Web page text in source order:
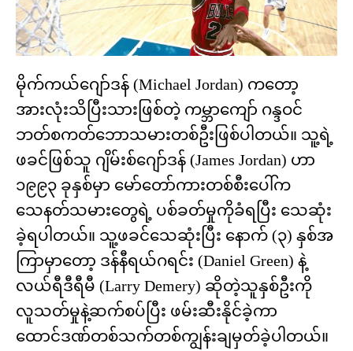
မိုက်ကယ်ဂျော်ဒန် (Michael Jordan) ကတော့
အားလုံးသိပြီးသားဖြစ်တဲ့ ကမ္ဘာကျော် ဂန္ဒဝင်
ဘတ်စကတ်ဘောသမားတစ်ဦးဖြစ်ပါတယ်။ သူ့ရဲ့
ဖခင်ဖြစ်သူ ဂျိမ်းစ်ဂျော်ဒန် (James Jordan) ဟာ
၁၉၉၃ ခုနှစ်မှာ မော်တော်ကားတစ်စီးပေါ်က
သေနတ်သမားတွေရဲ့ ပစ်ခတ်မှုကိုခံရပြီး သေဆုံး
ခဲ့ရပါတယ်။ သူ့ဖခင်သေဆုံးပြီး နောက် (၃) နှစ်အ
ကြာမှာတော့ ဒန်နီရယ်ဂရင်း (Daniel Green) နဲ့
လယ်ရီဒီရီမီ (Larry Demery) ဆိုတဲ့သူနှစ်ဦးကို
လူသတ်မှုနဲ့ဆက်စပ်ပြီး ဖမ်းဆီးနိုင်ခဲ့ကာ
ထောင်ဒဏ်တစ်သက်တစ်ကျွန်းချမှတ်ခဲ့ပါတယ်။